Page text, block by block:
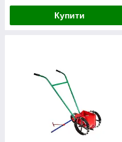
Купити